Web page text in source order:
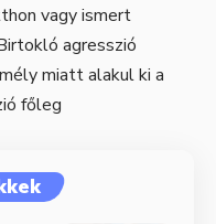
vagy ismert
agresszió
miatt alakul ki a
főleg